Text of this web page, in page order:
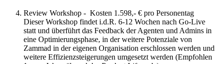
Review Workshop - Kosten 1.598,- € pro Personentag
Dieser Workshop findet i.d.R. 6-12 Wochen nach Go-Live
statt und überführt das Feedback der Agenten und Admins in
eine Optimierungsphase, in der weitere Potenziale von
Zammad in der eigenen Organisation erschlossen werden und
weitere Effizienzsteigerungen umgesetzt werden (Empfohlen